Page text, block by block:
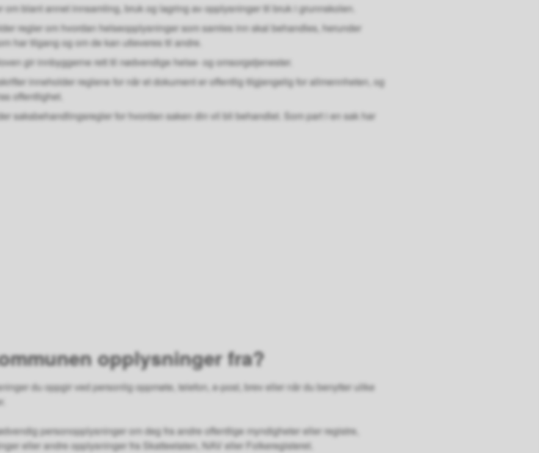
blant annet innsamling, bruk og lagring av opplysninger til bruk i grunnskolen.
regler om hvordan helseopplysninger som samles inn skal behandles, herunder
har tilgang og om de kan utleveres til andre.
gir innbyggerne rett til nødvendige helse- og omsorgstjenester.
inneholder reglene for når et dokument er offentlig tilgjengelig for allmennheten, og
offentlighet.
saksbehandlingsregler for hvordan saken din vil bli behandlet. Som part i en sak har
opplysninger fra?
du oppgir ved personlig oppmøte, telefon, e-post, brev eller når du benytter ulike
personopplysninger om deg fra andre offentlige myndigheter eller registre,
eller andre opplysninger fra Skatteetaten, NAV eller Folkeregisteret.